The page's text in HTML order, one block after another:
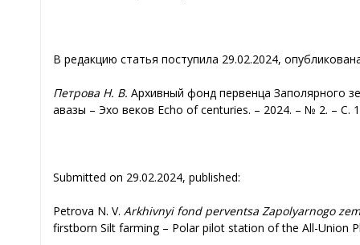
В редакцию статья поступила 29.02.2024,
Петрова Н. В. Архивный фонд первенца Заполярного
авазы – Эхо веков Echo of centuries. – 2024. – № 2. – С.
Submitted on 29.02.2024, published:
Petrova N. V. Аrkhivnyi fond perventsa Zapolyarnogo
firstborn Silt farming – Polar pilot station of the All-Union